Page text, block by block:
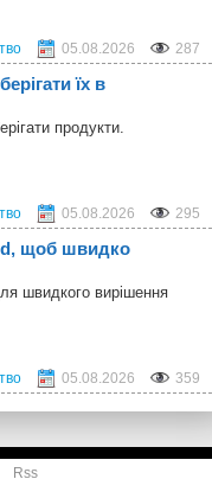
05.08.2026 287
їх в
продукти.
05.08.2026 295
щоб швидко
швидкого вирішення
05.08.2026 359
Rss